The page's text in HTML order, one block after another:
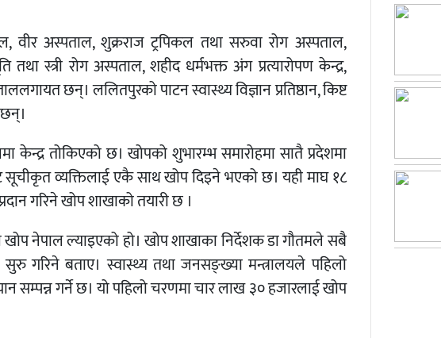
वीर अस्पताल, शुक्रराज ट्रपिकल तथा सरुवा रोग अस्पताल,
स्त्री रोग अस्पताल, शहीद धर्मभक्त अंग प्रत्यारोपण केन्द्र,
छन्। ललितपुरको पाटन स्वास्थ्य विज्ञान प्रतिष्ठान, किष्ट
केन्द्र तोकिएको छ। खोपको शुभारम्भ समारोहमा सातै प्रदेशमा
सूचीकृत व्यक्तिलाई एकै साथ खोप दिइने भएको छ। यही माघ १८
गरिने खोप शाखाको तयारी छ ।
नेपाल ल्याइएको हो। खोप शाखाका निर्देशक डा गौतमले सबै
गरिने बताए। स्वास्थ्य तथा जनसङ्ख्या मन्त्रालयले पहिलो
सम्पन्न गर्ने छ। यो पहिलो चरणमा चार लाख ३० हजारलाई खोप